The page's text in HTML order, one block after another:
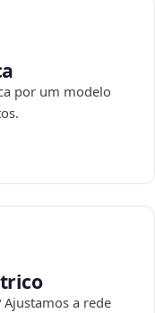
por um modelo
a rede